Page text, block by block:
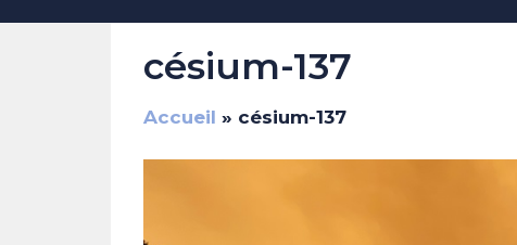
césium-137
Accueil » césium-137